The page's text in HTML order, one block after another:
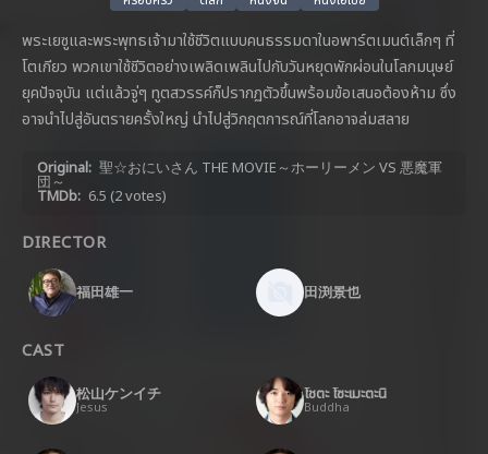
พระเยซูและพระพุทธเจ้ามาใช้ชีวิตแบบคนธรรมดาในอพาร์ตเมนต์เล็กๆ ที่
โตเกียว พวกเขาใช้ชีวิตอย่างเพลิดเพลินไปกับวันหยุดพักผ่อนในโลกมนุษย์
ยุคปัจจุบัน แต่แล้วจู่ๆ ทูตสวรรค์ก็ปรากฏตัวขึ้นพร้อมข้อเสนอต้องห้าม ซึ่ง
อาจนำไปสู่อันตรายครั้งใหญ่ นำไปสู่วิกฤตการณ์ที่โลกอาจล่มสลาย
Original: 聖☆おにいさん THE MOVIE～ホーリーメン VS 悪魔軍
団～
TMDb: 6.5 (2 votes)
DIRECTOR
福田雄一 田渕景也
CAST
松山ケンイチ
Jesus
โชตะ โซะเมะตะนิ
Buddha